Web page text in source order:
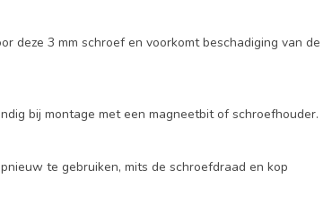
deze 3 mm schroef en voorkomt beschadiging van de
bij montage met een magneetbit of schroefhouder.
te gebruiken, mits de schroefdraad en kop